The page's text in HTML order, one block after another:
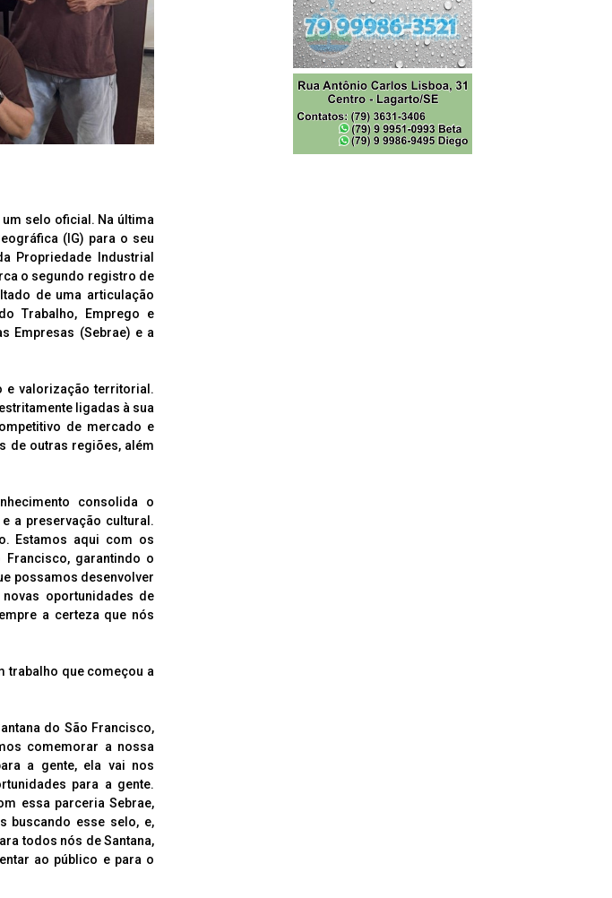
selo oficial. Na última
(IG) para o seu
Propriedade Industrial
o segundo registro de
de uma articulação
Trabalho, Emprego e
Empresas (Sebrae) e a
e valorização territorial.
ligadas à sua
de mercado e
de outras regiões, além
consolida o
a preservação cultural.
Estamos aqui com os
garantindo o
possamos desenvolver
oportunidades de
a certeza que nós
trabalho que começou a
do São Francisco,
comemorar a nossa
a gente, ela vai nos
para a gente.
essa parceria Sebrae,
buscando esse selo, e,
todos nós de Santana,
ao público e para o